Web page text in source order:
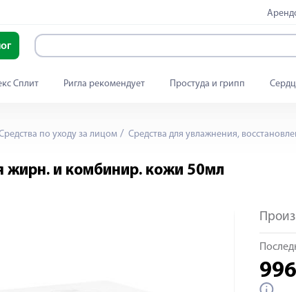
Сплит Ригла рекомендует Простуда и грипп
по уходу за лицом Средства для увлажнения,
жирн. и комбинир. кожи 50мл
Яндекс Сплит
996